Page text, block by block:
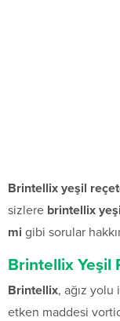
Brintellix yeşil
sizlere brintellix
mi gibi sorular
Brintellix Yeşil
Brintellix, ağız yolu
etken maddesi